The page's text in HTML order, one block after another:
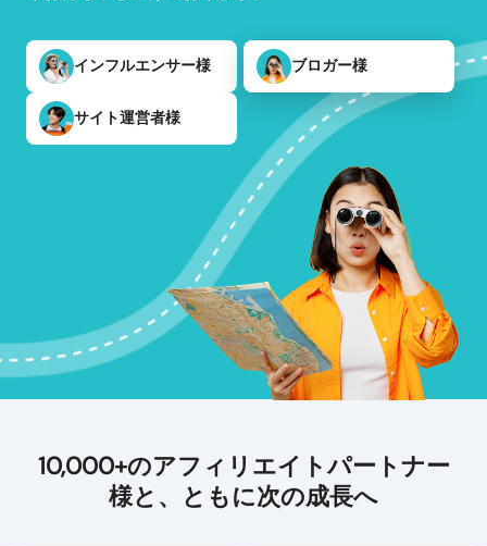
インフルエンサー様 ブロガー様
サイト運営者様
10,000+のアフィリエイトパートナー
様と、ともに次の成長へ